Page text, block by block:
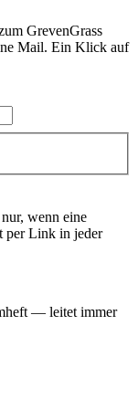
GrevenGrass
Mail. Ein Klick auf
wenn eine
per Link in jeder
— leitet immer